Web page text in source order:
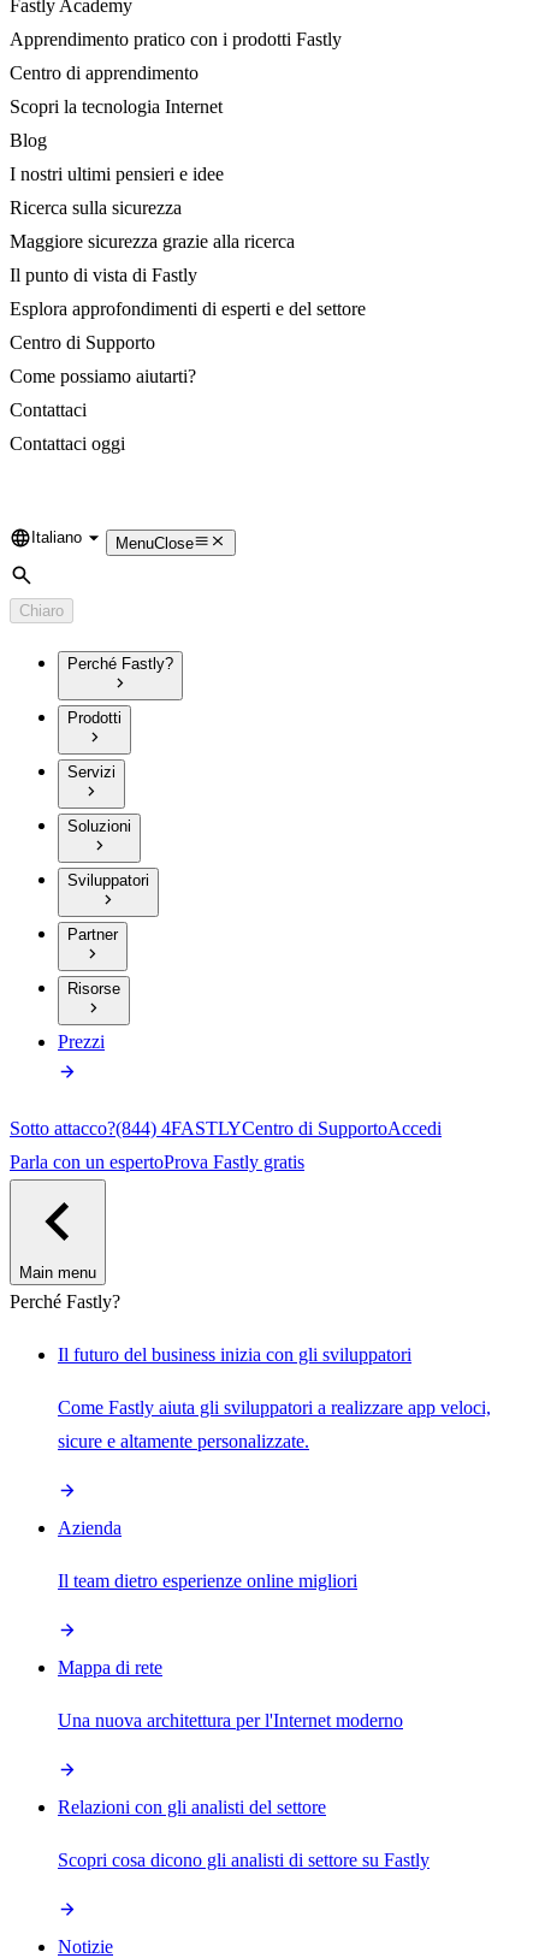
Fastly Academy
Apprendimento pratico con i prodotti Fastly
Centro di apprendimento
Scopri la tecnologia Internet
Blog
I nostri ultimi pensieri e idee
Ricerca sulla sicurezza
Maggiore sicurezza grazie alla ricerca
Il punto di vista di Fastly
Esplora approfondimenti di esperti e del settore
Centro di Supporto
Come possiamo aiutarti?
Contattaci
Contattaci oggi
Language
Italiano MenuClose
Cerca
Chiaro
Perché Fastly?
Prodotti
Servizi
Soluzioni
Sviluppatori
Partner
Risorse
Prezzi
Sotto attacco?(844) 4FASTLYCentro di SupportoAccedi
Parla con un espertoProva Fastly gratis
Main menu
Perché Fastly?
Il futuro del business inizia con gli sviluppatori
Come Fastly aiuta gli sviluppatori a realizzare app veloci,
sicure e altamente personalizzate.
Azienda
Il team dietro esperienze online migliori
Mappa di rete
Una nuova architettura per l'Internet moderno
Relazioni con gli analisti del settore
Scopri cosa dicono gli analisti di settore su Fastly
Notizie